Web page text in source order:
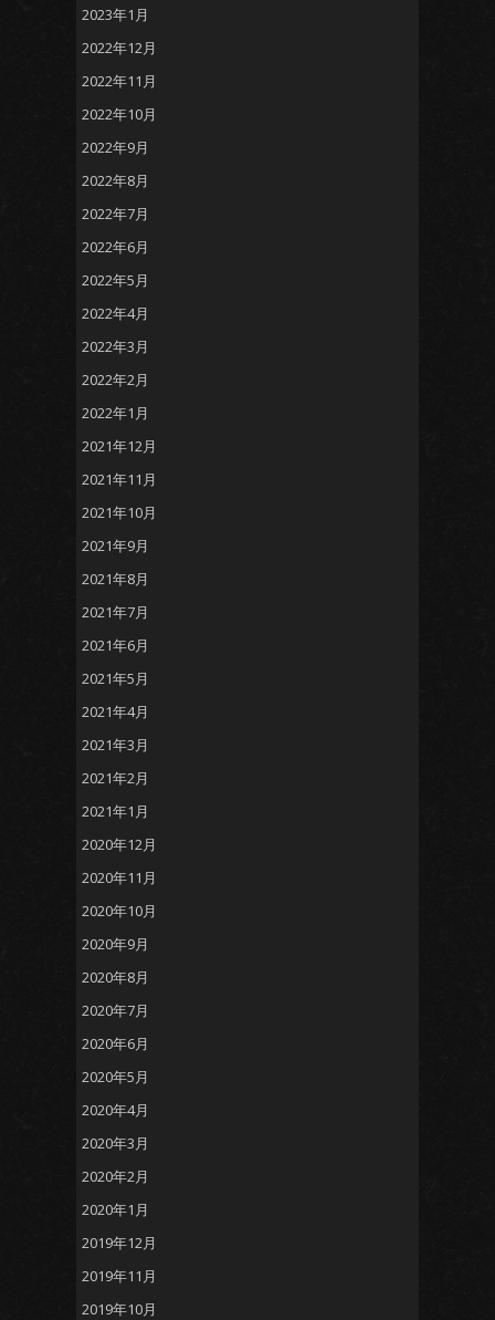
2023年1月
2022年12月
2022年11月
2022年10月
2022年9月
2022年8月
2022年7月
2022年6月
2022年5月
2022年4月
2022年3月
2022年2月
2022年1月
2021年12月
2021年11月
2021年10月
2021年9月
2021年8月
2021年7月
2021年6月
2021年5月
2021年4月
2021年3月
2021年2月
2021年1月
2020年12月
2020年11月
2020年10月
2020年9月
2020年8月
2020年7月
2020年6月
2020年5月
2020年4月
2020年3月
2020年2月
2020年1月
2019年12月
2019年11月
2019年10月